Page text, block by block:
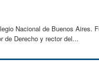
Nacional de Buenos Aires.
de Derecho y rector del...